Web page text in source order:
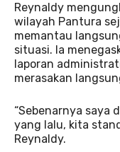
Reynaldy
wilayah Pantura
memantau
situasi. Ia
laporan
merasakan
“Sebenarnya saya
yang lalu, kita
Reynaldy.